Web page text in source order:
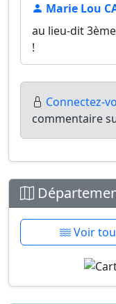
Marie Lou
au lieu-dit
!
Connectez-
commentaire
Voir